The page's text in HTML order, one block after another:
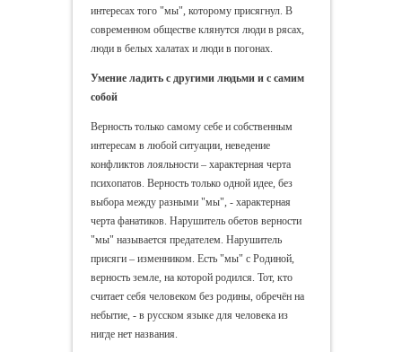
интересах того "мы", которому присягнул. В
современном обществе клянутся люди в рясах,
люди в белых халатах и люди в погонах.
Умение ладить с другими людьми и с самим
собой
Верность только самому себе и собственным
интересам в любой ситуации, неведение
конфликтов лояльности – характерная черта
психопатов. Верность только одной идее, без
выбора между разными "мы", - характерная
черта фанатиков. Нарушитель обетов верности
"мы" называется предателем. Нарушитель
присяги – изменником. Есть "мы" с Родиной,
верность земле, на которой родился. Тот, кто
считает себя человеком без родины, обречён на
небытие, - в русском языке для человека из
нигде нет названия.